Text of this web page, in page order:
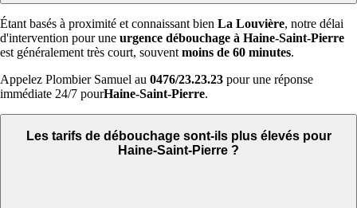
Étant basés à proximité et connaissant bien La Louvière, notre délai
d'intervention pour une urgence débouchage à Haine-Saint-Pierre
est généralement très court, souvent moins de 60 minutes.
Appelez Plombier Samuel au 0476/23.23.23 pour une réponse
immédiate 24/7 pourHaine-Saint-Pierre.
Les tarifs de débouchage sont-ils plus élevés pour
Haine-Saint-Pierre ?